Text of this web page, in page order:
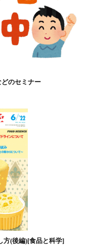
のセミナー
方(後編)[食品と科学]